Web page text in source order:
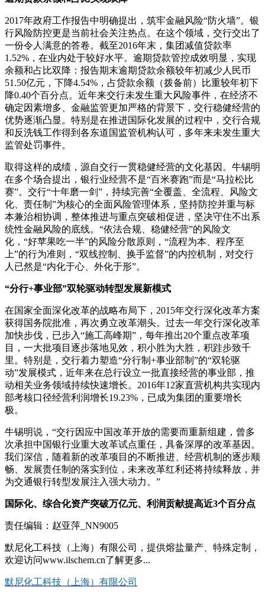
2017年政府工作报告中明确提出，筑牢金融风险“防火墙”。银
行风险防控更是当前社会关注热点。在这个领域，交行交出了
一份令人满意的答卷。截至2016年末，集团减值贷款率
1.52%，在业内处于较好水平。逾期贷款管控成效明显，实现
余额和占比双降：报告期末逾期贷款余额较年初减少人民币
51.50亿元，下降4.54%，占贷款余额（拨备前）比重较年初下
降0.40个百分点。近年来交行未发生重大风险事件，在经济不
确定因素增多、金融监管更加严格的背景下，交行稳健经营的
优势逐渐凸显。特别是在推进国际化发展的过程中，交行合规
和反洗钱工作得到各东道国监管机构认可，多年来未发生重大
监管处罚事件。
取得这样的成绩，源自交行一贯稳健经营的文化基因。牛锡明
在多个场合提出，银行业经营不是“百米赛跑”而是“马拉松比
赛”。交行“十年磨一剑”，持续完善“全覆盖、全流程、风险文
化、责任制”为核心的全面风险管理体系，坚持防控并重与标
本兼治相协调，整体推进与重点突破相促进，坚决守住不出系
统性金融风险的底线。“依法合规、稳健经营”的风险文
化，“好苹果吃一半”的风险分散原则，“流程为本、程序至
上”的行为准则，“双线控制、换手监督”的内控机制，对交行
人已然是“内化于心、外化于形”。
“分行+事业部”双轮驱动转型发展新模式
在国家全面深化改革的战略布局下，2015年交行深化改革方案
获得国务院批准，再次勇立改革潮头。过去一年交行深化改革
加快步伐，已步入“施工高峰期”，每年推出20个重点改革项
目，一大批项目逐步落地见效，积小胜为大胜，积跬步致千
里。特别是，交行着力塑造“分行制+事业部制”的“双轮驱
动”发展模式，近年来在总行设立一批直接经营的事业部，推
动相关业务领域持续快速增长。2016年12家直营机构共实现内
部考核口径经营利润增长19.23%，已成为集团的重要增长
极。
牛锡明说，“交行因应中国改革开放的需要而重新组建，曾多
次承担中国银行业重大改革试点重任，具备深厚的改革基因。
我们深信，随着新的改革项目的不断推进、经营机制的逐步顺
畅、发展责任制的落实到位，未来改革红利还将持续释放，并
为交通银行转型发展注入强大动力。”
国际化、综合化资产突破万亿元、利润贡献提高近3个百分点
责任编辑：赵亚萍_NN9005
默尼化工科技（上海）有限公司，提供熔盐量产、特殊定制，
欢迎访问www.ilschem.cn了解更多...
默尼化工科技（上海）有限公司